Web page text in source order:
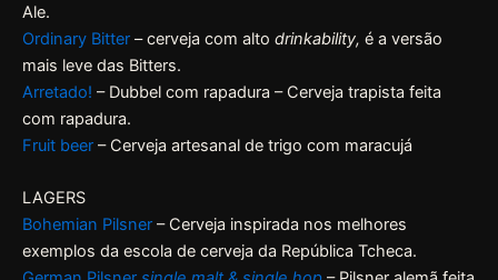
Ale.
Ordinary Bitter – cerveja com alto drinkability, é a versão
mais leve das Bitters.
Arretado! – Dubbel com rapadura – Cerveja trapista feita
com rapadura.
Fruit beer – Cerveja artesanal de trigo com maracujá
LAGERS
Bohemian Pilsner – Cerveja inspirada nos melhores
exemplos da escola de cerveja da República Tcheca.